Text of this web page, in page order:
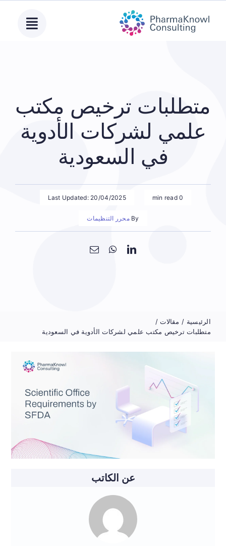
content
متطلبات ترخيص مكتب
علمي لشركات الأدوية
في السعودية
0 min read
Last Updated: 20/04/2025
By محرر التنظيمات
الرئيسية
مقالات
متطلبات ترخيص مكتب علمي لشركات الأدوية في السعودية
عن الكاتب